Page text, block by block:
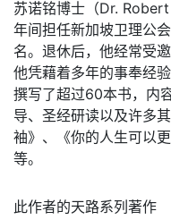
苏诺铭博士（Dr.
年间担任新加坡卫理公
名。退休后，他经常受
他凭藉着多年的事奉经
撰写了超过60本书，内
导、圣经研读以及许多
袖》、《你的人生可以
等。
此作者的天路系列著作